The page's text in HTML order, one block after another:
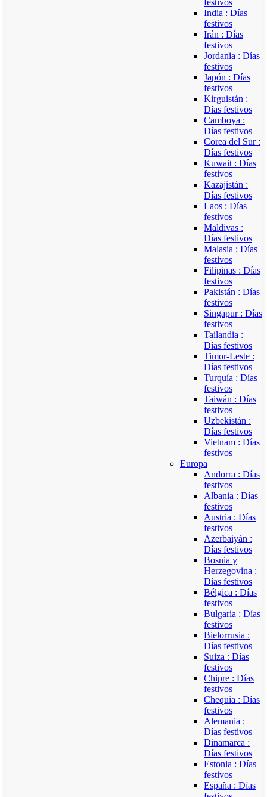
festivos
India : Días
festivos
Irán : Días
festivos
Jordania : Días
festivos
Japón : Días
festivos
Kirguistán :
Días festivos
Camboya :
Días festivos
Corea del Sur :
Días festivos
Kuwait : Días
festivos
Kazajistán :
Días festivos
Laos : Días
festivos
Maldivas :
Días festivos
Malasia : Días
festivos
Filipinas : Días
festivos
Pakistán : Días
festivos
Singapur : Días
festivos
Tailandia :
Días festivos
Timor-Leste :
Días festivos
Turquía : Días
festivos
Taiwán : Días
festivos
Uzbekistán :
Días festivos
Vietnam : Días
festivos
Europa
Andorra : Días
festivos
Albania : Días
festivos
Austria : Días
festivos
Azerbaiyán :
Días festivos
Bosnia y
Herzegovina :
Días festivos
Bélgica : Días
festivos
Bulgaria : Días
festivos
Bielorrusia :
Días festivos
Suiza : Días
festivos
Chipre : Días
festivos
Chequia : Días
festivos
Alemania :
Días festivos
Dinamarca :
Días festivos
Estonia : Días
festivos
España : Días